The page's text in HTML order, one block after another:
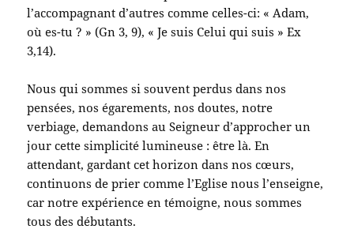
l’accompagnant d’autres comme celles-ci: « Adam,
où es-tu ? » (Gn 3, 9), « Je suis Celui qui suis » Ex
3,14).
Nous qui sommes si souvent perdus dans nos
pensées, nos égarements, nos doutes, notre
verbiage, demandons au Seigneur d’approcher un
jour cette simplicité lumineuse : être là. En
attendant, gardant cet horizon dans nos cœurs,
continuons de prier comme l’Eglise nous l’enseigne,
car notre expérience en témoigne, nous sommes
tous des débutants.